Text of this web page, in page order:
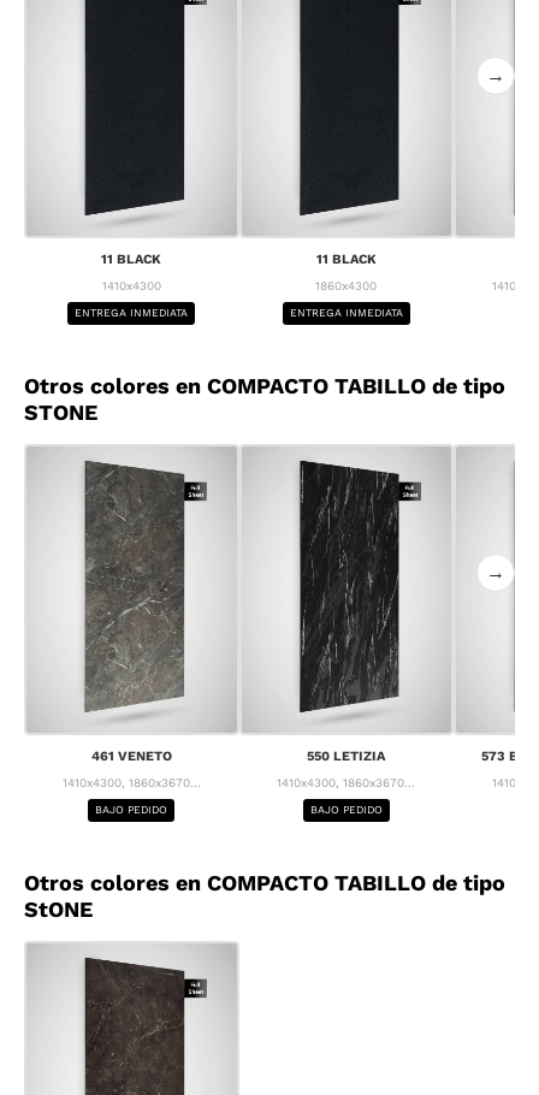
11 BLACK
1410x4300
ENTREGA INMEDIATA
11 BLACK
1860x4300
ENTREGA INMEDIATA
→
Otros colores en COMPACTO TABILLO de tipo
STONE
461 VENETO
1410x4300, 1860x3670...
BAJO PEDIDO
550 LETIZIA
1410x4300, 1860x3670...
BAJO PEDIDO
573
→
Otros colores en COMPACTO TABILLO de tipo
StONE